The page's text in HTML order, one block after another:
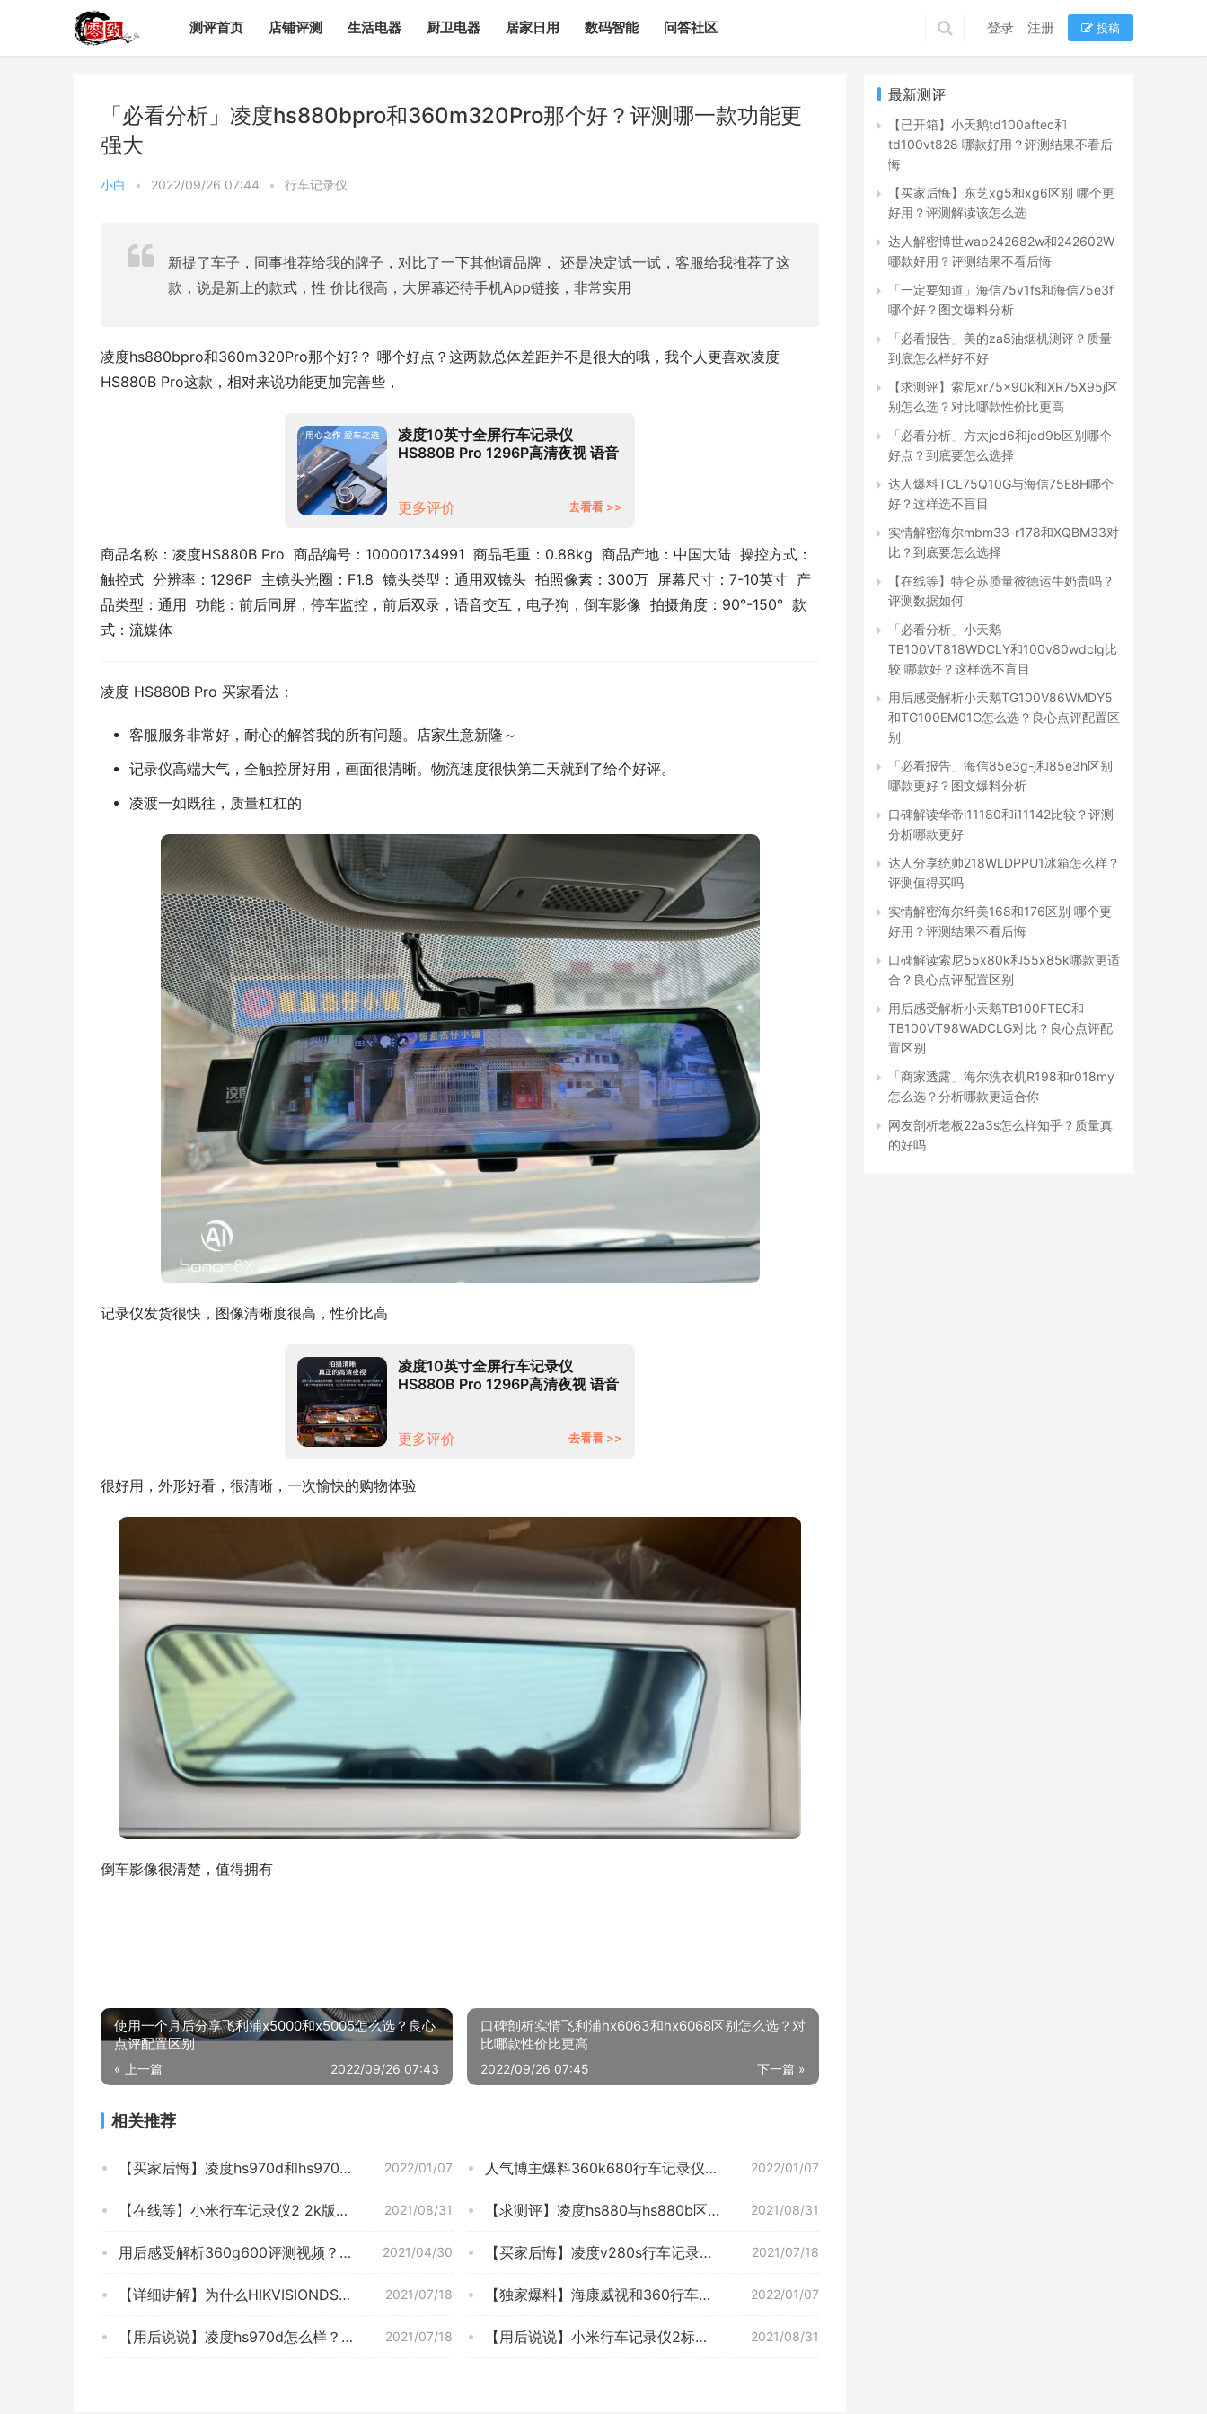
测评首页 店铺评测 生活电器 厨卫电器 居家日用 数码智能 问答社区 登录 注册 投稿
「必看分析」凌度hs880bpro和360m320Pro那个好？评测哪一款功能更
强大
小白 • 2022/09/26 07:44 • 行车记录仪
新提了车子，同事推荐给我的牌子，对比了一下其他请品牌， 还是决定试一试，客服给我推荐了这
款，说是新上的款式，性 价比很高，大屏幕还待手机App链接，非常实用
凌度hs880bpro和360m320Pro那个好?？ 哪个好点？这两款总体差距并不是很大的哦，我个人更喜欢凌度
HS880B Pro这款，相对来说功能更加完善些，
凌度10英寸全屏行车记录仪
HS880B Pro 1296P高清夜视 语音
更多评价
去看看 >>
商品名称：凌度HS880B Pro  商品编号：100001734991  商品毛重：0.88kg  商品产地：中国大陆  操控方式：
触控式  分辨率：1296P  主镜头光圈：F1.8  镜头类型：通用双镜头  拍照像素：300万  屏幕尺寸：7-10英寸  产
品类型：通用  功能：前后同屏，停车监控，前后双录，语音交互，电子狗，倒车影像  拍摄角度：90°-150°  款
式：流媒体
凌度 HS880B Pro 买家看法：
客服服务非常好，耐心的解答我的所有问题。店家生意新隆～
记录仪高端大气，全触控屏好用，画面很清晰。物流速度很快第二天就到了给个好评。
凌渡一如既往，质量杠杠的
记录仪发货很快，图像清晰度很高，性价比高
凌度10英寸全屏行车记录仪
HS880B Pro 1296P高清夜视 语音
更多评价
去看看 >>
很好用，外形好看，很清晰，一次愉快的购物体验
倒车影像很清楚，值得拥有
使用一个月后分享飞利浦x5000和x5005怎么选？良心
点评配置区别
« 上一篇 2022/09/26 07:43
口碑剖析实情飞利浦hx6063和hx6068区别怎么选？对
比哪款性价比更高
下一篇 »
2022/09/26 07:45
相关推荐
2022/01/07
【买家后悔】凌度hs970d和hs970c区别 哪款好用？应该怎么样选择 2022/01/07
人气博主爆料360k680行车记录仪怎么样？评测性价比高吗
2021/08/31
【在线等】小米行车记录仪2 2k版怎么样？功能真的不好吗 2021/08/31
【求测评】凌度hs880与hs880b区别怎么选？哪个更合适
2021/04/30
用后感受解析360g600评测视频？质量怎么样值不值得买 2021/07/18
【买家后悔】凌度v280s行车记录仪怎么与手机连接？评测数据如何
2021/07/18
【详细讲解】为什么HIKVISIONDS-UTF32G-L2 行车记录仪的口碑一般？体验质量究竟怎么样？ 2022/01/07
【独家爆料】海康威视和360行车记录仪哪个好？质量怎么样值不值得买
2021/07/18
【用后说说】凌度hs970d怎么样？评测结果好吗 2021/08/31
【用后说说】小米行车记录仪2标准版和2k版区别？分析哪款更适合你
最新测评
【已开箱】小天鹅td100aftec和
td100vt828 哪款好用？评测结果不看后
悔
【买家后悔】东芝xg5和xg6区别 哪个更
好用？评测解读该怎么选
达人解密博世wap242682w和242602W
哪款好用？评测结果不看后悔
「一定要知道」海信75v1fs和海信75e3f
哪个好？图文爆料分析
「必看报告」美的za8油烟机测评？质量
到底怎么样好不好
【求测评】索尼xr75x90k和XR75X95j区
别怎么选？对比哪款性价比更高
「必看分析」方太jcd6和jcd9b区别哪个
好点？到底要怎么选择
达人爆料TCL75Q10G与海信75E8H哪个
好？这样选不盲目
实情解密海尔mbm33-r178和XQBM33对
比？到底要怎么选择
【在线等】特仑苏质量彼德运牛奶贵吗？
评测数据如何
「必看分析」小天鹅
TB100VT818WDCLY和100v80wdclg比
较 哪款好？这样选不盲目
用后感受解析小天鹅TG100V86WMDY5
和TG100EM01G怎么选？良心点评配置区
别
「必看报告」海信85e3g-j和85e3h区别
哪款更好？图文爆料分析
口碑解读华帝i11180和i11142比较？评测
分析哪款更好
达人分享统帅218WLDPPU1冰箱怎么样？
评测值得买吗
实情解密海尔纤美168和176区别 哪个更
好用？评测结果不看后悔
口碑解读索尼55x80k和55x85k哪款更适
合？良心点评配置区别
用后感受解析小天鹅TB100FTEC和
TB100VT98WADCLG对比？良心点评配
置区别
「商家透露」海尔洗衣机R198和r018my
怎么选？分析哪款更适合你
网友剖析老板22a3s怎么样知乎？质量真
的好吗